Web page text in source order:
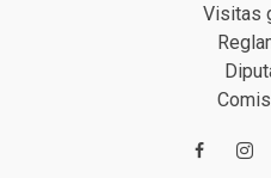
Visitas
